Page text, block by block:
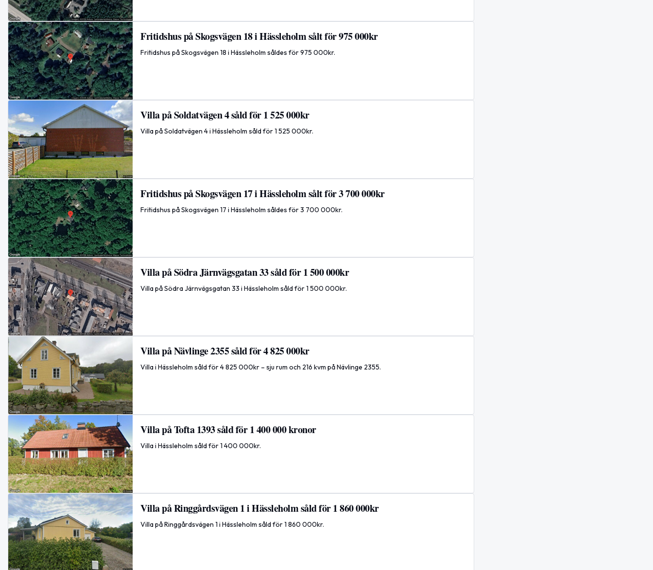
Fritidshus på Skogsvägen 18 i Hässleholm sålt för 975 000kr
Fritidshus på Skogsvägen 18 i Hässleholm såldes för 975 000kr.
Villa på Soldatvägen 4 såld för 1 525 000kr
Villa på Soldatvägen 4 i Hässleholm såld för 1 525 000kr.
Fritidshus på Skogsvägen 17 i Hässleholm sålt för 3 700 000kr
Fritidshus på Skogsvägen 17 i Hässleholm såldes för 3 700 000kr.
Villa på Södra Järnvägsgatan 33 såld för 1 500 000kr
Villa på Södra Järnvägsgatan 33 i Hässleholm såld för 1 500 000kr.
Villa på Nävlinge 2355 såld för 4 825 000kr
Villa i Hässleholm såld för 4 825 000kr – sju rum och 216 kvm på Nävlinge 2355.
Villa på Tofta 1393 såld för 1 400 000 kronor
Villa i Hässleholm såld för 1 400 000kr.
Villa på Ringgårdsvägen 1 i Hässleholm såld för 1 860 000kr
Villa på Ringgårdsvägen 1 i Hässleholm såld för 1 860 000kr.